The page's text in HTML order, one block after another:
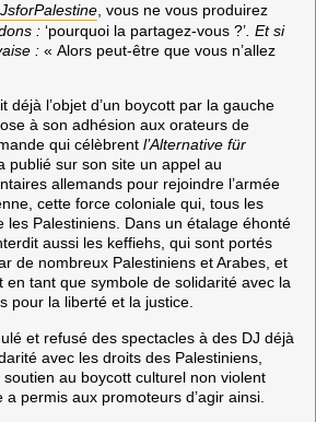
, vous ne vous produirez
: ‘pourquoi la partagez-vous ?’ . Et si
: « Alors peut-être que vous n’allez
déjà l’objet d’un boycott par la gauche
à son adhésion aux orateurs de
qui célèbrent l’Alternative für
publié sur son site un appel au
allemands pour rejoindre l’armée
cette force coloniale qui, tous les
les Palestiniens. Dans un étalage éhonté
aussi les keffiehs, qui sont portés
de nombreux Palestiniens et Arabes, et
en tant que symbole de solidarité avec la
pour la liberté et la justice.
et refusé des spectacles à des DJ déjà
avec les droits des Palestiniens,
au boycott culturel non violent
a permis aux promoteurs d’agir ainsi.